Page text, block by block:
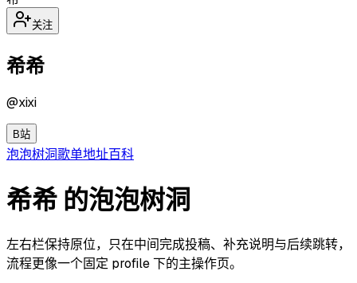
关注
希希
@xixi
B站
泡泡树洞歌单地址百科
希希 的泡泡树洞
左右栏保持原位，只在中间完成投稿、补充说明与后续跳转，
流程更像一个固定 profile 下的主操作页。